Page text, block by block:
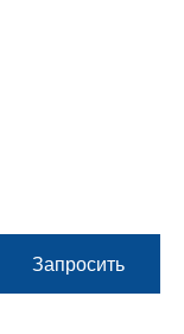
Запросить